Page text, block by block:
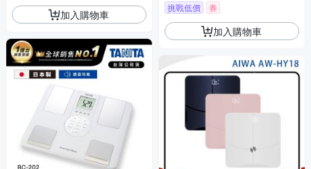
加入購物車 挑戰低價 券
加入購物車